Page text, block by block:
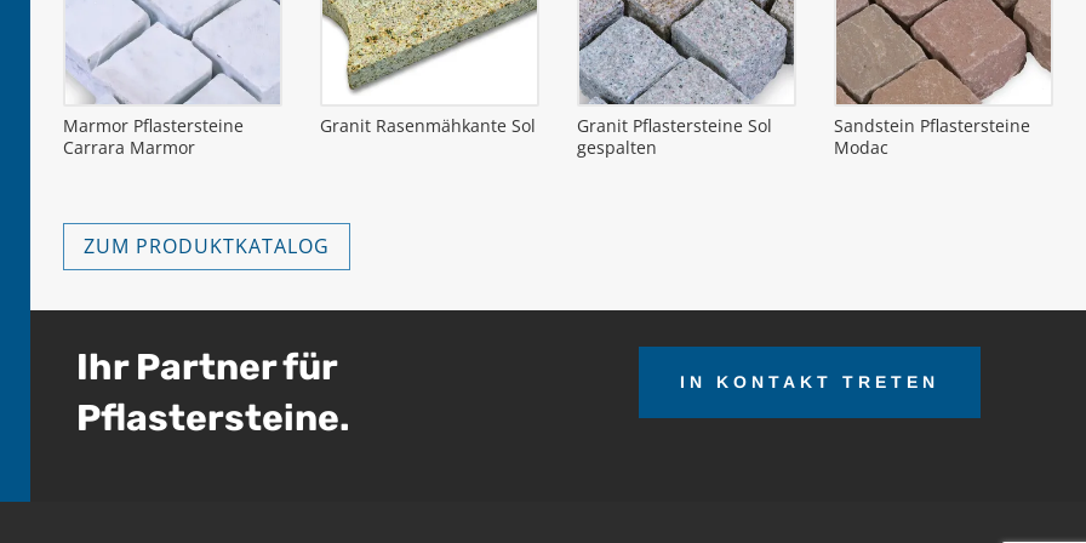
Marmor Pflastersteine
Carrara Marmor
Granit Rasenmähkante Sol
Granit Pflastersteine Sol
gespalten
Sandstein Pflastersteine
Modac
ZUM PRODUKTKATALOG
Ihr Partner für
Pflastersteine.
IN KONTAKT TRETEN